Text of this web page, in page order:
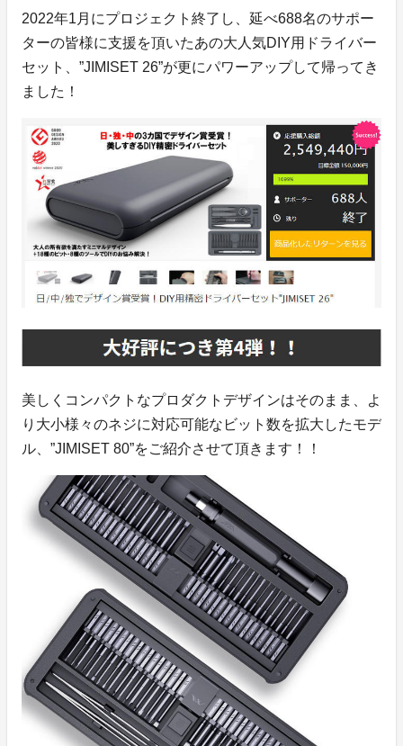
2022年1月にプロジェクト終了し、延べ688名のサポー
ターの皆様に支援を頂いたあの大人気DIY用ドライバー
セット、”JIMISET 26”が更にパワーアップして帰ってき
ました！
美しくコンパクトなプロダクトデザインはそのまま、よ
り大小様々のネジに対応可能なビット数を拡大したモデ
ル、”JIMISET 80”をご紹介させて頂きます！！